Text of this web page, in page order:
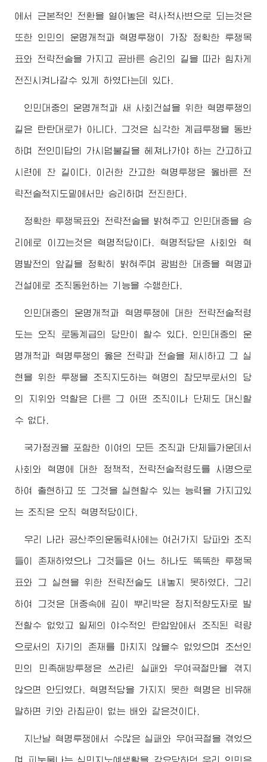
에서 근본적인 전환을 열어놓은 력사적사변으로 되는것은
또한 인민의 운명개척과 혁명투쟁이 가장 정확한 투쟁목
표와 전략전술을 가지고 곧바른 승리의 길을 따라 힘차게
전진시켜나갈수 있게 하였다는데 있다.
인민대중의 운명개척과 새 사회건설을 위한 혁명투쟁의
길은 탄탄대로가 아니다. 그것은 심각한 계급투쟁을 동반
하며 전인미답의 가시덤불길을 헤쳐나가야 하는 간고하고
시련에 찬 길이다. 이러한 간고한 혁명투쟁은 옳바른 전
략전술적지도밑에서만 승리하며 전진한다.
정확한 투쟁목표와 전략전술을 밝혀주고 인민대중을 승
리에로 이끄는것은 혁명적당이다. 혁명적당은 사회와 혁
명발전의 앞길을 정확히 밝혀주며 광범한 대중을 혁명과
건설에로 조직동원하는 기능을 수행한다.
인민대중의 운명개척과 혁명투쟁에 대한 전략전술적령
도는 오직 로동계급의 당만이 할수 있다. 인민대중의 운
명개척과 혁명투쟁의 옳은 전략과 전술을 제시하고 그 실
현을 위한 투쟁을 조직지도하는 혁명의 참모부로서의 당
의 지위와 역할은 다른 그 어떤 조직이나 단체도 대신할
수 없다.
국가정권을 포함한 이여의 모든 조직과 단체들가운데서
사회와 혁명에 대한 정책적, 전략전술적령도를 사명으로
하여 출현하고 또 그것을 실현할수 있는 능력을 가지고있
는 조직은 오직 혁명적당이다.
우리 나라 공산주의운동력사에는 여러가지 당파와 조직
들이 존재하였으나 그것들은 어느 하나도 똑똑한 투쟁목
표와 그 실현을 위한 전략전술도 내놓지 못하였다. 그리
하여 그것은 대중속에 깊이 뿌리박은 정치적향도자로 발
전할수 없었고 일제의 야수적인 탄압앞에서 조직된 력량
으로서의 자기의 존재를 마치지 않을수 없었으며 조선인
민의 민족해방투쟁은 쓰라린 실패와 우여곡절만을 겪지
않으면 안되였다. 혁명적당을 가지지 못한 혁명은 비유해
말하면 키와 라침판이 없는 배와 같은것이다.
지난날 혁명투쟁에서 수많은 실패와 우여곡절을 겪었으
며 피눈물나는 식민지노예생활을 강요당하던 우리 인민은